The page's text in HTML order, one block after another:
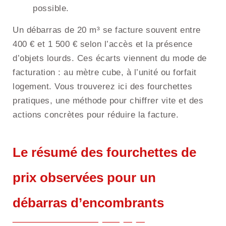
possible.
Un débarras de 20 m³ se facture souvent entre
400 € et 1 500 € selon l’accès et la présence
d’objets lourds. Ces écarts viennent du mode de
facturation : au mètre cube, à l’unité ou forfait
logement. Vous trouverez ici des fourchettes
pratiques, une méthode pour chiffrer vite et des
actions concrètes pour réduire la facture.
Le résumé des fourchettes de
prix observées pour un
débarras d’encombrants